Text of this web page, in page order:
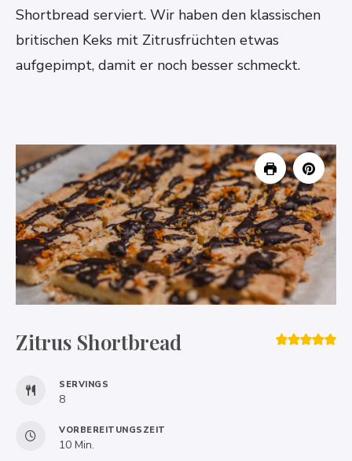
Shortbread serviert. Wir haben den klassischen
britischen Keks mit Zitrusfrüchten etwas
aufgepimpt, damit er noch besser schmeckt.
Zitrus Shortbread
SERVINGS
8
VORBEREITUNGSZEIT
10Minuten
Min.